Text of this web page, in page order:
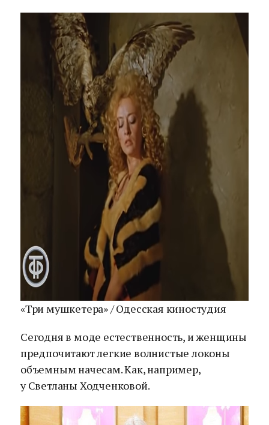
«Три мушкетера» / Одесская киностудия
Сегодня в моде естественность, и женщины
предпочитают легкие волнистые локоны
объемным начесам. Как, например,
у Светланы Ходченковой.